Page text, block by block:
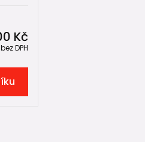
Kč
bez DPH